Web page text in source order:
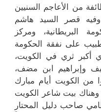
من الأعاجم السنيين
وفيه قصر السيد هاشم
البريطانية، ومركز
على نفقة الحكومة
أكبر ثري في الكويت،
وإبراهيم ابن مضف،
من الكويت أيام مبارك
وهناك بيت شاعر الكويت
صاحب دليل المحتار